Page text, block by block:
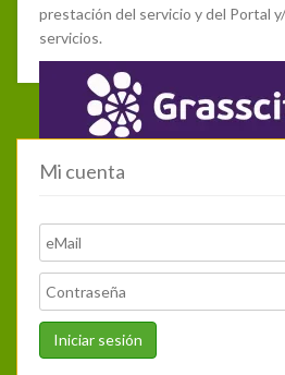
prestación del servicio y del Portal
servicios.
Mi cuenta